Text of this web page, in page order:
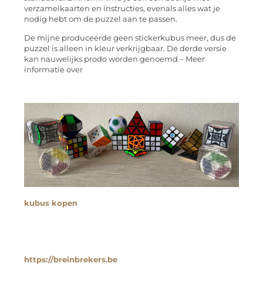
verzamelkaarten en instructies, evenals alles wat je
nodig hebt om de puzzel aan te passen.
De mijne produceerde geen stickerkubus meer, dus de
puzzel is alleen in kleur verkrijgbaar. De derde versie
kan nauwelijks prodo worden genoemd – Meer
informatie over
kubus kopen
https://breinbrekers.be